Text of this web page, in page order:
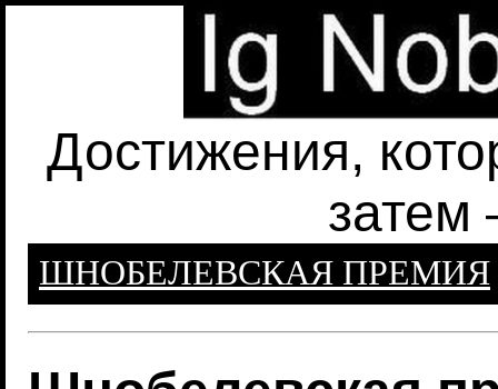
Достижения,
затем
ШНОБЕЛЕВСКАЯ ПРЕМИЯ